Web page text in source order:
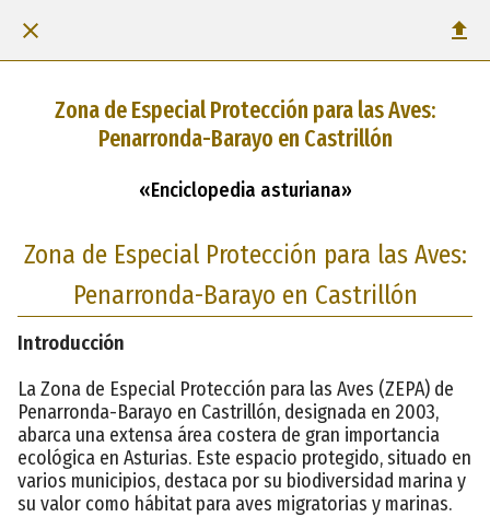
Zona de Especial Protección para las Aves:
Penarronda-Barayo en Castrillón
«Enciclopedia asturiana»
Zona de Especial Protección para las Aves:
Penarronda-Barayo en Castrillón
Introducción
La Zona de Especial Protección para las Aves (ZEPA) de
Penarronda-Barayo en Castrillón, designada en 2003,
abarca una extensa área costera de gran importancia
ecológica en Asturias. Este espacio protegido, situado en
varios municipios, destaca por su biodiversidad marina y
su valor como hábitat para aves migratorias y marinas.